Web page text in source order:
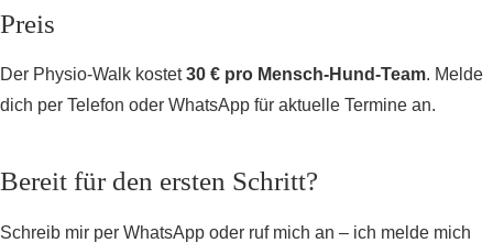
Preis
Der Physio-Walk kostet30 € pro Mensch-Hund-Team. Melde
dich per Telefon oder WhatsApp für aktuelle Termine an.
Bereit für den ersten Schritt?
Schreib mir per WhatsApp oder ruf mich an – ich melde mich